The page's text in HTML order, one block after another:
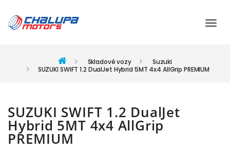
Skladové vozy
Suzuki
SUZUKI SWIFT 1.2 DualJet Hybrid 5MT 4x4 AllGrip PREMIUM
SUZUKI SWIFT 1.2 DualJet
Hybrid 5MT 4x4 AllGrip
PREMIUM